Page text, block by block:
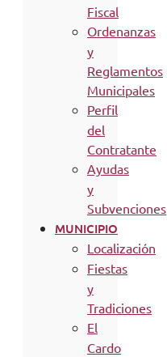
Fiscal
Ordenanzas
y
Reglamentos
Municipales
Perfil
del
Contratante
Ayudas
y
Subvenciones
MUNICIPIO
Localización
Fiestas
y
Tradiciones
El
Cardo